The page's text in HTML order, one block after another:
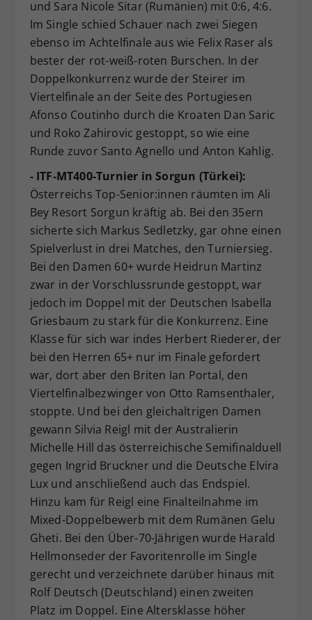
und Sara Nicole Sitar (Rumänien) mit 0:6, 4:6.
Im Single schied Schauer nach zwei Siegen
ebenso im Achtelfinale aus wie Felix Raser als
bester der rot-weiß-roten Burschen. In der
Doppelkonkurrenz wurde der Steirer im
Viertelfinale an der Seite des Portugiesen
Afonso Coutinho durch die Kroaten Dan Saric
und Roko Zahirovic gestoppt, so wie eine
Runde zuvor Santo Agnello und Anton Kahlig.
- ITF-MT400-Turnier in Sorgun (Türkei):
Österreichs Top-Senior:innen räumten im Ali
Bey Resort Sorgun kräftig ab. Bei den 35ern
sicherte sich Markus Sedletzky, gar ohne einen
Spielverlust in drei Matches, den Turniersieg.
Bei den Damen 60+ wurde Heidrun Martinz
zwar in der Vorschlussrunde gestoppt, war
jedoch im Doppel mit der Deutschen Isabella
Griesbaum zu stark für die Konkurrenz. Eine
Klasse für sich war indes Herbert Riederer, der
bei den Herren 65+ nur im Finale gefordert
war, dort aber den Briten Ian Portal, den
Viertelfinalbezwinger von Otto Ramsenthaler,
stoppte. Und bei den gleichaltrigen Damen
gewann Silvia Reigl mit der Australierin
Michelle Hill das österreichische Semifinalduell
gegen Ingrid Bruckner und die Deutsche Elvira
Lux und anschließend auch das Endspiel.
Hinzu kam für Reigl eine Finalteilnahme im
Mixed-Doppelbewerb mit dem Rumänen Gelu
Gheti. Bei den Über-70-Jährigen wurde Harald
Hellmonseder der Favoritenrolle im Single
gerecht und verzeichnete darüber hinaus mit
Rolf Deutsch (Deutschland) einen zweiten
Platz im Doppel. Eine Altersklasse höher